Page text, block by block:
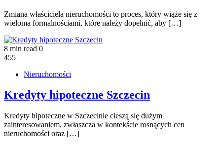
Zmiana właściciela nieruchomości to proces, który wiąże się z
wieloma formalnościami, które należy dopełnić, aby […]
8 min read 0
455
Nieruchomości
Kredyty hipoteczne Szczecin
Kredyty hipoteczne w Szczecinie cieszą się dużym
zainteresowaniem, zwłaszcza w kontekście rosnących cen
nieruchomości oraz […]